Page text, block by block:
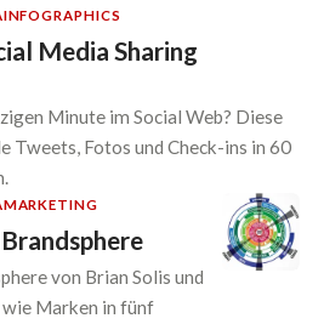
INFOGRAPHICS
Media Sharing
Minute im Social Web? Diese
Tweets, Fotos und Check-ins in 60
MARKETING
von Brian Solis und
wie Marken in fünf